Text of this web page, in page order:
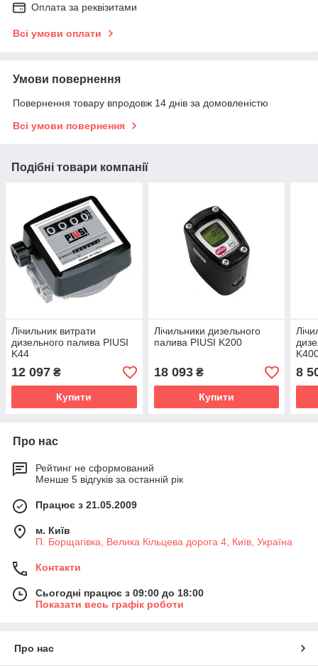
Оплата за реквізитами
Всі умови оплати
Умови повернення
Повернення товару впродовж 14 днів за домовленістю
Всі умови повернення
Подібні товари компанії
Лічильник витрати
дизельного палива PIUSI
K44
12 097 ₴
Купити
Лічильники дизельного
палива PIUSI K200
18 093₴
Купити
8
Про нас
Рейтинг не сформований
Менше 5 відгуків за останній рік
Працює з 21.05.2009
м. Київ
П. Борщагівка, Велика Кільцева дорога 4, Київ, Україна
Контакти
Сьогодні працює з 09:00 до 18:00
Показати весь графік роботи
Про нас